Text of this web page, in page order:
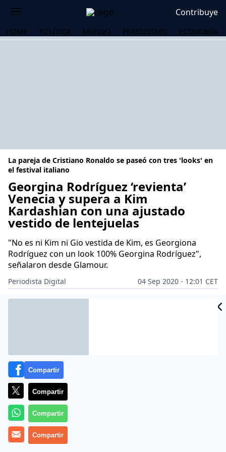
Contribuye
HOME POLÍTICA MUNDO PERIODISMO ECONOMÍA
La pareja de Cristiano Ronaldo se paseó con tres 'looks' en
el festival italiano
Georgina Rodríguez ‘revienta’
Venecia y supera a Kim
Kardashian con una ajustado
vestido de lentejuelas
"No es ni Kim ni Gio vestida de Kim, es Georgiona
Rodríguez con un look 100% Georgina Rodríguez",
señalaron desde Glamour.
Periodista Digital
04 Sep 2020 - 12:01 CET
Archivado en: BELLEZA CÓDIGOXY
Compartir
Compartir
Compartir
Compartir